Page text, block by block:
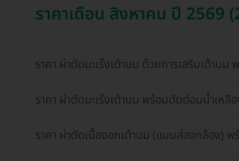
ราคาเดือน สิงหาคม ปี 2569
ราคา ผ่าตัดมะเร็งเต้านม ด้วยการเสริมเต้าน
ราคา ผ่าตัดมะเร็งเต้านม พร้อมตัดต่อมน้ำเหลื
ราคา ผ่าตัดเนื้องอกเต้านม (แบบส่องกล้อง)